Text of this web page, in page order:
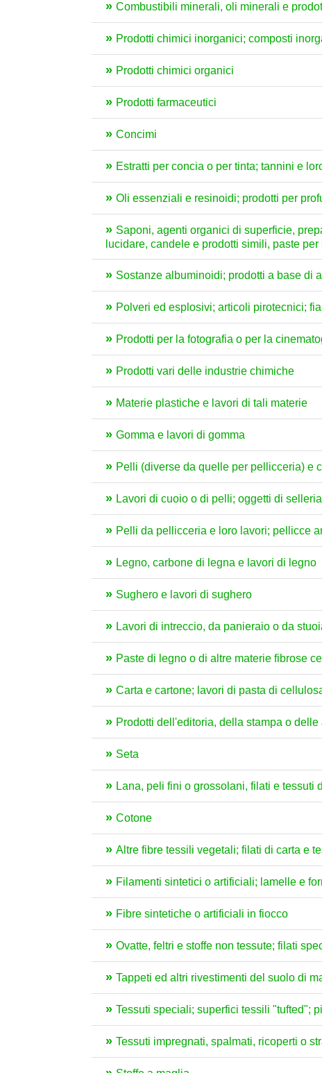
Combustibili minerali, oli minerali e
Prodotti chimici inorganici; composti
Prodotti chimici organici
Prodotti farmaceutici
Concimi
Estratti per concia o per tinta; tannini e
Oli essenziali e resinoidi; prodotti per
Saponi, agenti organici di superficie,
lucidare, candele e prodotti simili, paste
Sostanze albuminoidi; prodotti a base di
Polveri ed esplosivi; articoli pirotecnici;
Prodotti per la fotografia o per la
Prodotti vari delle industrie chimiche
Materie plastiche e lavori di tali materie
Gomma e lavori di gomma
Pelli (diverse da quelle per pellicceria) e
Lavori di cuoio o di pelli; oggetti di
Pelli da pellicceria e loro lavori; pellicce
Legno, carbone di legna e lavori di legno
Sughero e lavori di sughero
Lavori di intreccio, da panieraio o da
Paste di legno o di altre materie fibrose
Carta e cartone; lavori di pasta di
Prodotti dell'editoria, della stampa o
Seta
Lana, peli fini o grossolani, filati e tessuti
Cotone
Altre fibre tessili vegetali; filati di carta e
Filamenti sintetici o artificiali; lamelle e
Fibre sintetiche o artificiali in fiocco
Ovatte, feltri e stoffe non tessute; filati
Tappeti ed altri rivestimenti del suolo di
Tessuti speciali; superfici tessili "tufted";
Tessuti impregnati, spalmati, ricoperti o